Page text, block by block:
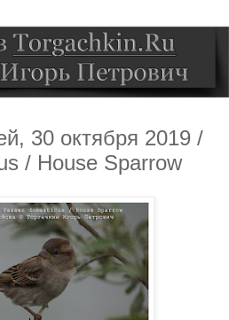
30 октября 2019 /
/ House Sparrow